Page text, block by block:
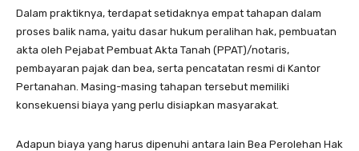
Dalam praktiknya, terdapat setidaknya empat tahapan dalam
proses balik nama, yaitu dasar hukum peralihan hak, pembuatan
akta oleh Pejabat Pembuat Akta Tanah (PPAT)/notaris,
pembayaran pajak dan bea, serta pencatatan resmi di Kantor
Pertanahan. Masing-masing tahapan tersebut memiliki
konsekuensi biaya yang perlu disiapkan masyarakat.
Adapun biaya yang harus dipenuhi antara lain Bea Perolehan Hak